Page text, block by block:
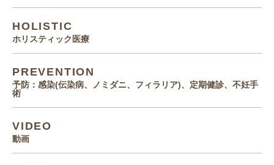
HOLISTIC
ホリスティック医療
PREVENTION
予防：感染(伝染病、ノミダニ、フィラリア)、定期健診、不妊手
術
VIDEO
動画